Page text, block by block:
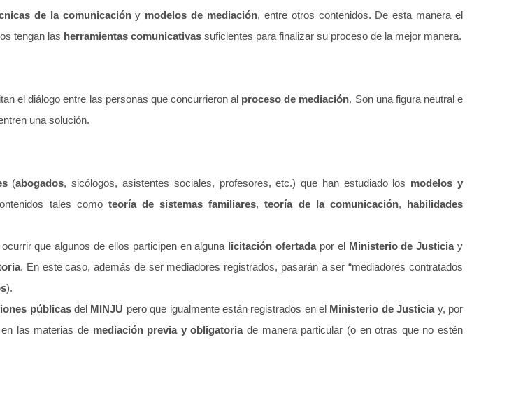
de la comunicacióny modelos de mediación, entre otros contenidos. De esta manera el
tengan las herramientas comunicativas suficientes para finalizar su proceso de la mejor manera.
el diálogo entre las personas que concurrieron al proceso de mediación. Son una figura neutral e
una solución.
(abogados, sicólogos, asistentes sociales, profesores, etc.) que han estudiado los modelos y
tales como teoría de sistemas familiares,teoría de la comunicación, habilidades
que algunos de ellos participen en alguna licitación ofertadapor el Ministerio de Justiciay
. En este caso, además de ser mediadores registrados, pasarán a ser “mediadores contratados
).
públicasdel MINJU pero que igualmente están registrados en el Ministerio de Justiciay, por
las materias de mediación previa y obligatoriade manera particular (o en otras que no estén